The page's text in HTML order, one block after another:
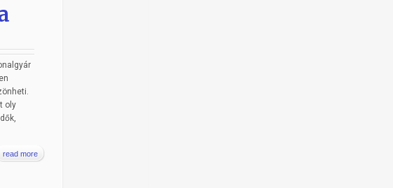
oly
read more